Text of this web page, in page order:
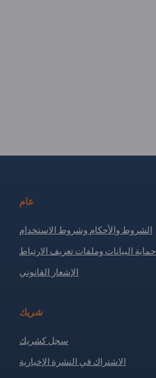
عام
الشروط والأحكام وشروط الاستخدام
حماية البيانات وملفات تعريف الارتباط
الإشعار القانوني
شريك
سجل كشريك
الاشتراك في النشرة الإخبارية